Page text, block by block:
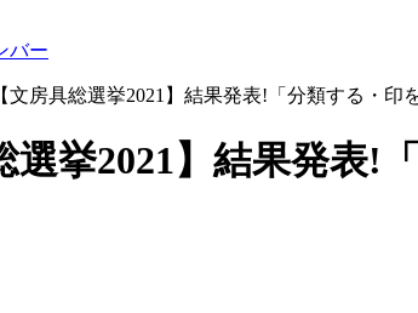
バー
【文房具総選挙2021】結果発表!「分類する・
選挙2021】結果発表